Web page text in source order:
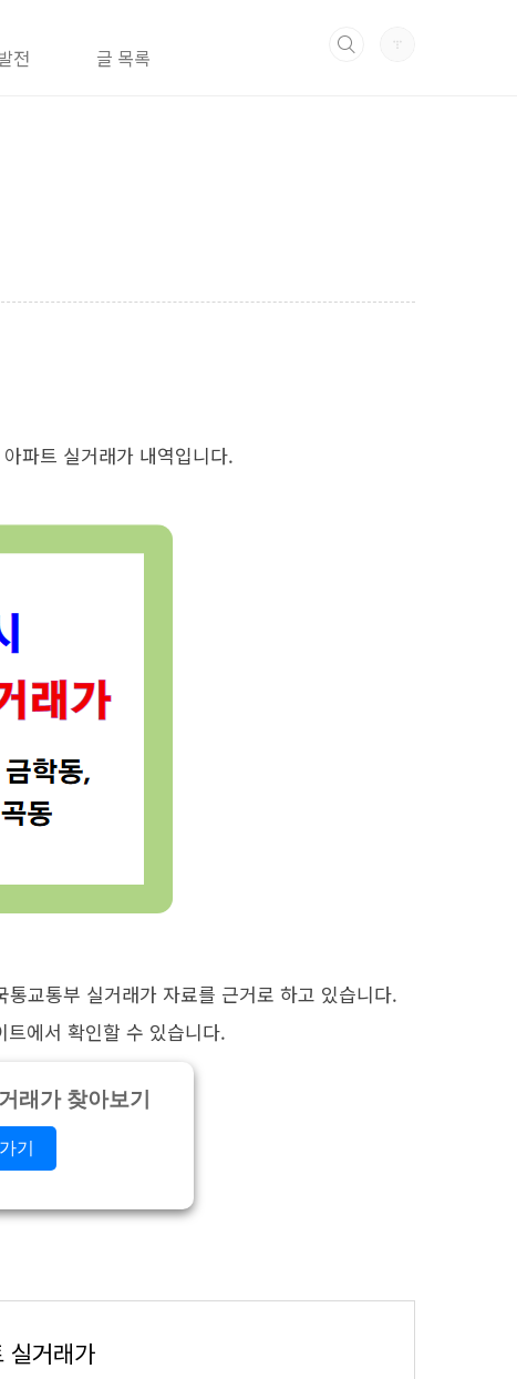
전 글 목록
파트 실거래가 내역입니다.
교통부 실거래가 자료를 근거로 하고 있습니다.
에서 확인할 수 있습니다.
래가 찾아보기
기
실거래가